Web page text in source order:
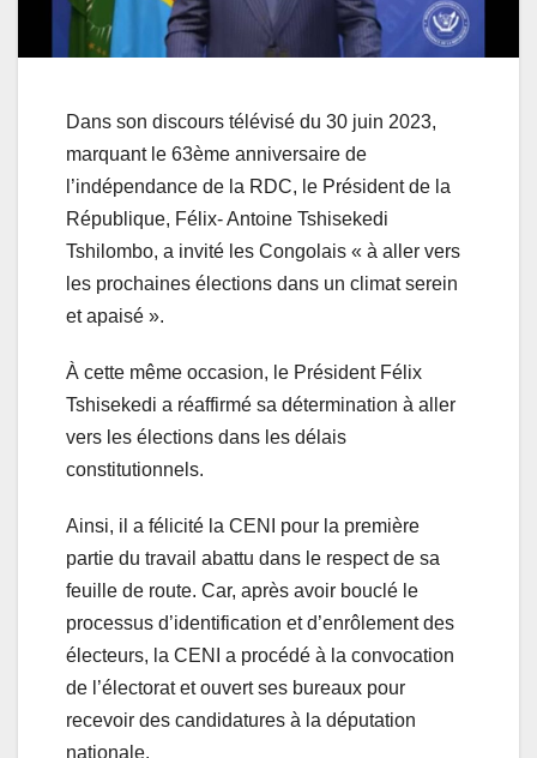
Dans son discours télévisé du 30 juin 2023,
marquant le 63ème anniversaire de
l’indépendance de la RDC, le Président de la
République, Félix- Antoine Tshisekedi
Tshilombo, a invité les Congolais « à aller vers
les prochaines élections dans un climat serein
et apaisé ».
À cette même occasion, le Président Félix
Tshisekedi a réaffirmé sa détermination à aller
vers les élections dans les délais
constitutionnels.
Ainsi, il a félicité la CENI pour la première
partie du travail abattu dans le respect de sa
feuille de route. Car, après avoir bouclé le
processus d’identification et d’enrôlement des
électeurs, la CENI a procédé à la convocation
de l’électorat et ouvert ses bureaux pour
recevoir des candidatures à la députation
nationale.